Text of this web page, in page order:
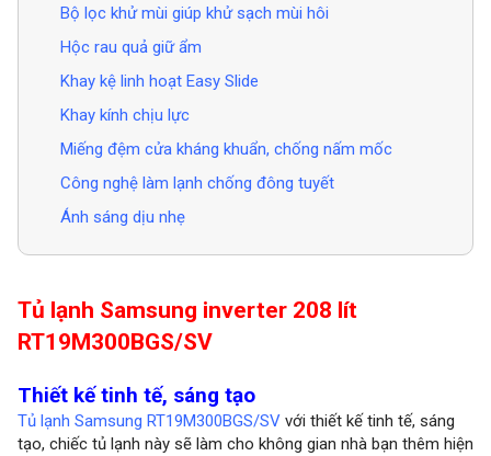
Bộ lọc khử mùi giúp khử sạch mùi hôi
Hộc rau quả giữ ẩm
Khay kệ linh hoạt Easy Slide
Khay kính chịu lực
Miếng đệm cửa kháng khuẩn, chống nấm mốc
Công nghệ làm lạnh chống đông tuyết
Ánh sáng dịu nhẹ
Tủ lạnh Samsung inverter 208 lít
RT19M300BGS/SV
Thiết kế tinh tế, sáng tạo
Tủ lạnh Samsung RT19M300BGS/SV với thiết kế tinh tế, sáng
tạo, chiếc tủ lạnh này sẽ làm cho không gian nhà bạn thêm hiện